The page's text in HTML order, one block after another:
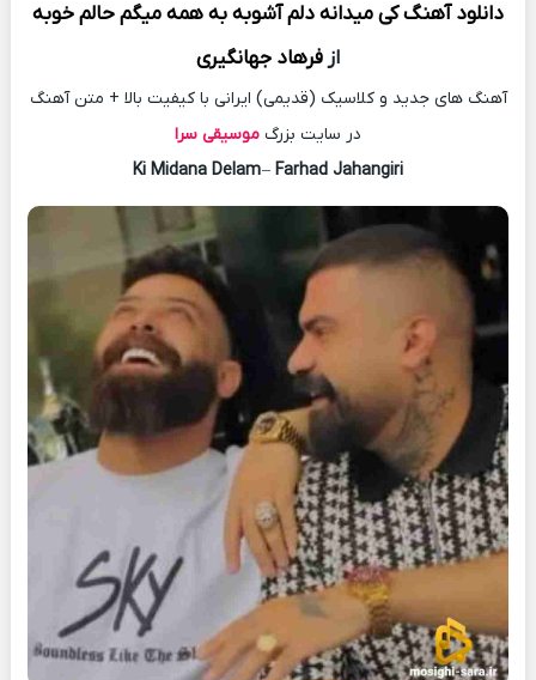
دانلود آهنگکی میدانه دلم آشوبه به همه میگم حالم‌ خوبه
ازفرهاد جهانگیری
آهنگ های جدید و کلاسیک (قدیمی) ایرانی با کیفیت بالا + متن آهنگ
در سایت بزرگ موسیقی سرا
Ki Midana Delam– Farhad Jahangiri